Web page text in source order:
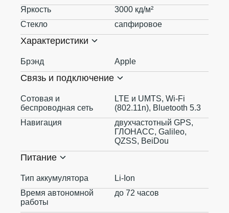
Яркость
3000 кд/ м²
Стекло
сапфировое
Характеристики
Брэнд Apple
Связь и подключение
Сотовая и
беспроводная сеть
LTE и UMTS, Wi-Fi
(802.11n), Bluetooth 5.3
Навигация
двухчастотный GPS,
ГЛОНАСС, Galileo,
QZSS, BeiDou
Питание
Тип аккумулятора
Li-Ion
Время автономной
работы
до 72 часов